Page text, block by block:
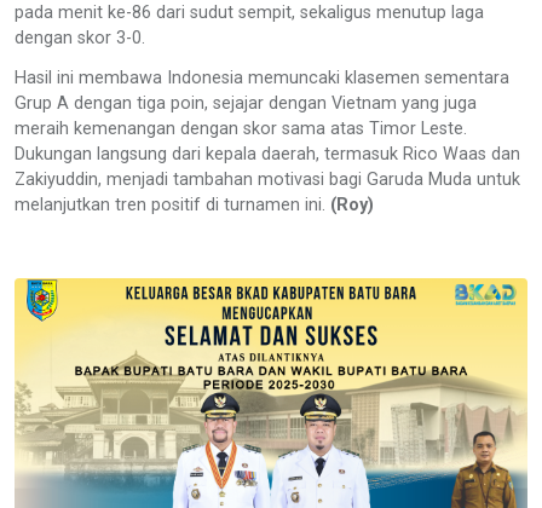
pada menit ke-86 dari sudut sempit, sekaligus menutup laga
dengan skor 3-0.
Hasil ini membawa Indonesia memuncaki klasemen sementara
Grup A dengan tiga poin, sejajar dengan Vietnam yang juga
meraih kemenangan dengan skor sama atas Timor Leste.
Dukungan langsung dari kepala daerah, termasuk Rico Waas dan
Zakiyuddin, menjadi tambahan motivasi bagi Garuda Muda untuk
melanjutkan tren positif di turnamen ini. (Roy)